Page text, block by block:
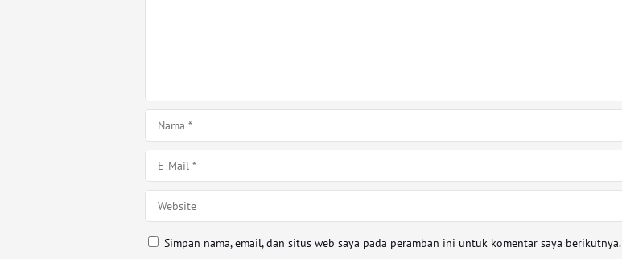
Simpan nama, email, dan situs web saya pada peramban ini untuk komentar saya berikutnya.